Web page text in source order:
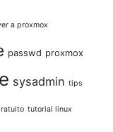
a proxmox
passwd proxmox
sysadmin tips
tutorial linux